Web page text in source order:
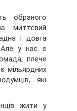
обраного
миттєвий
і довга
Але у нас є
плече
мільярдних
які
жити у